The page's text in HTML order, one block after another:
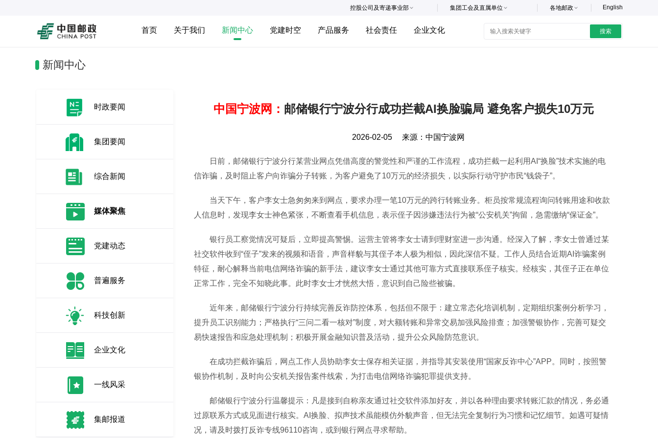
English
各地邮政
集团工会及直属单位
控股公司及寄递事业部
首页 关于我们 新闻中心 党建时空 产品服务 社会责任 企业文化 搜索
新闻中心
时政要闻
集团要闻
综合新闻
媒体聚焦
党建动态
普遍服务
科技创新
企业文化
一线风采
集邮报道
中国宁波网： 邮储银行宁波分行成功拦截AI换脸骗局 避免客户损失10万元
2026-02-05 来源： 中国宁波网
日前，邮储银行宁波分行某营业网点凭借高度的警觉性和严谨的工作流程，成功拦截一起利用AI“换脸”技术实施的电
信诈骗，及时阻止客户向诈骗分子转账，为客户避免了10万元的经济损失，以实际行动守护市民“钱袋子”。
当天下午，客户李女士急匆匆来到网点，要求办理一笔10万元的跨行转账业务。柜员按常规流程询问转账用途和收款
人信息时，发现李女士神色紧张，不断查看手机信息，表示侄子因涉嫌违法行为被“公安机关”拘留，急需缴纳“保证金”。
银行员工察觉情况可疑后，立即提高警惕。运营主管将李女士请到理财室进一步沟通。经深入了解，李女士曾通过某
社交软件收到“侄子”发来的视频和语音，声音样貌与其侄子本人极为相似，因此深信不疑。工作人员结合近期AI诈骗案例
特征，耐心解释当前电信网络诈骗的新手法，建议李女士通过其他可靠方式直接联系侄子核实。经核实，其侄子正在单位
正常工作，完全不知晓此事。此时李女士才恍然大悟，意识到自己险些被骗。
近年来，邮储银行宁波分行持续完善反诈防控体系，包括但不限于：建立常态化培训机制，定期组织案例分析学习，
提升员工识别能力；严格执行“三问二看一核对”制度，对大额转账和异常交易加强风险排查；加强警银协作，完善可疑交
易快速报告和应急处理机制；积极开展金融知识普及活动，提升公众风险防范意识。
在成功拦截诈骗后，网点工作人员协助李女士保存相关证据，并指导其安装使用“国家反诈中心”APP。同时，按照警
银协作机制，及时向公安机关报告案件线索，为打击电信网络诈骗犯罪提供支持。
邮储银行宁波分行温馨提示：凡是接到自称亲友通过社交软件添加好友，并以各种理由要求转账汇款的情况，务必通
过原联系方式或见面进行核实。AI换脸、拟声技术虽能模仿外貌声音，但无法完全复制行为习惯和记忆细节。如遇可疑情
况，请及时拨打反诈专线96110咨询，或到银行网点寻求帮助。